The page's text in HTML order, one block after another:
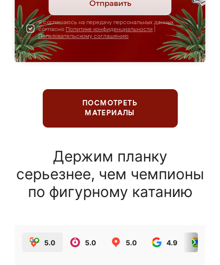
Отправить
Я соглашаюсь на передачу персональных данных
согласно Политике конфиденциальности
Пользовательскому соглашению
ПОСМОТРЕТЬ
МАТЕРИАЛЫ
Держим планку
серьезнее, чем чемпионы
по фигурному катанию
5.0 5.0 5.0 4.9